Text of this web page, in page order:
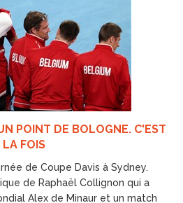
POINT DE BOLOGNE. C'EST
LA FOIS
de Coupe Davis à Sydney.
de Raphaël Collignon qui a
Alex de Minaur et un match